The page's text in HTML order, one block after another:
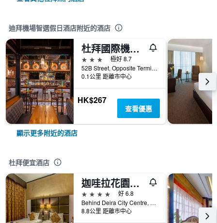
迪拜機場智選假日酒店附近的酒店
杜拜國際機場總理客棧
3星級
極好 8.7
52B Street, Opposite Terminal 3, 杜拜, 阿拉伯聯合大公國
0.1公里 距離市中心
HK$267
查看優惠
顯示更多附近的酒店
杜拜便宜酒店
迦哇拉花園酒店 - 杜拜
4星級
好 6.8
Behind Deira City Centre, Land Mark- Near Mosque, 杜拜, 阿拉伯聯合大公國
8.8公里 距離市中心